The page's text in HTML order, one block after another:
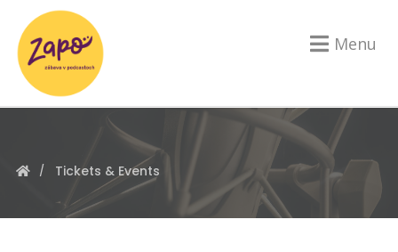
Menu
Tickets & Events